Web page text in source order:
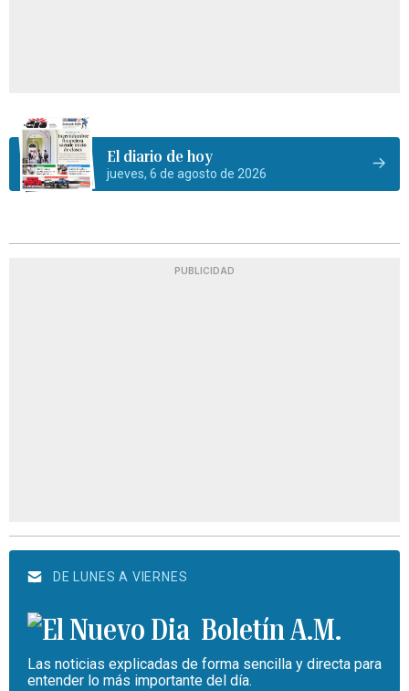
El diario de hoy
jueves, 6 de agosto de 2026
PUBLICIDAD
DE LUNES A VIERNES
Boletín A.M.
Las noticias explicadas de forma sencilla y directa para
entender lo más importante del día.